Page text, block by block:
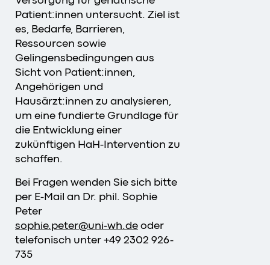
Patient:innen untersucht. Ziel ist
es, Bedarfe, Barrieren,
Ressourcen sowie
Gelingensbedingungen aus
Sicht von Patient:innen,
Angehörigen und
Hausärzt:innen zu analysieren,
um eine fundierte Grundlage für
die Entwicklung einer
zukünftigen HaH-Intervention zu
schaffen.
Bei Fragen wenden Sie sich bitte
per E-Mail an Dr. phil. Sophie
Peter
sophie.peter@uni-wh.de oder
telefonisch unter +49 2302 926-
735